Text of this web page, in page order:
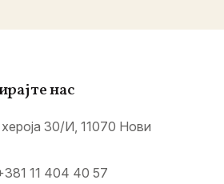
нас
30/И, 11070 Нови
11 404 40 57